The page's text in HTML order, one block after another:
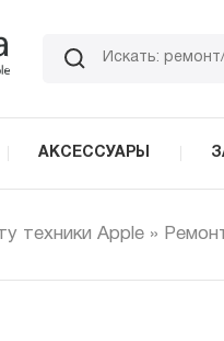
АКСЕССУАРЫ
техники Apple »